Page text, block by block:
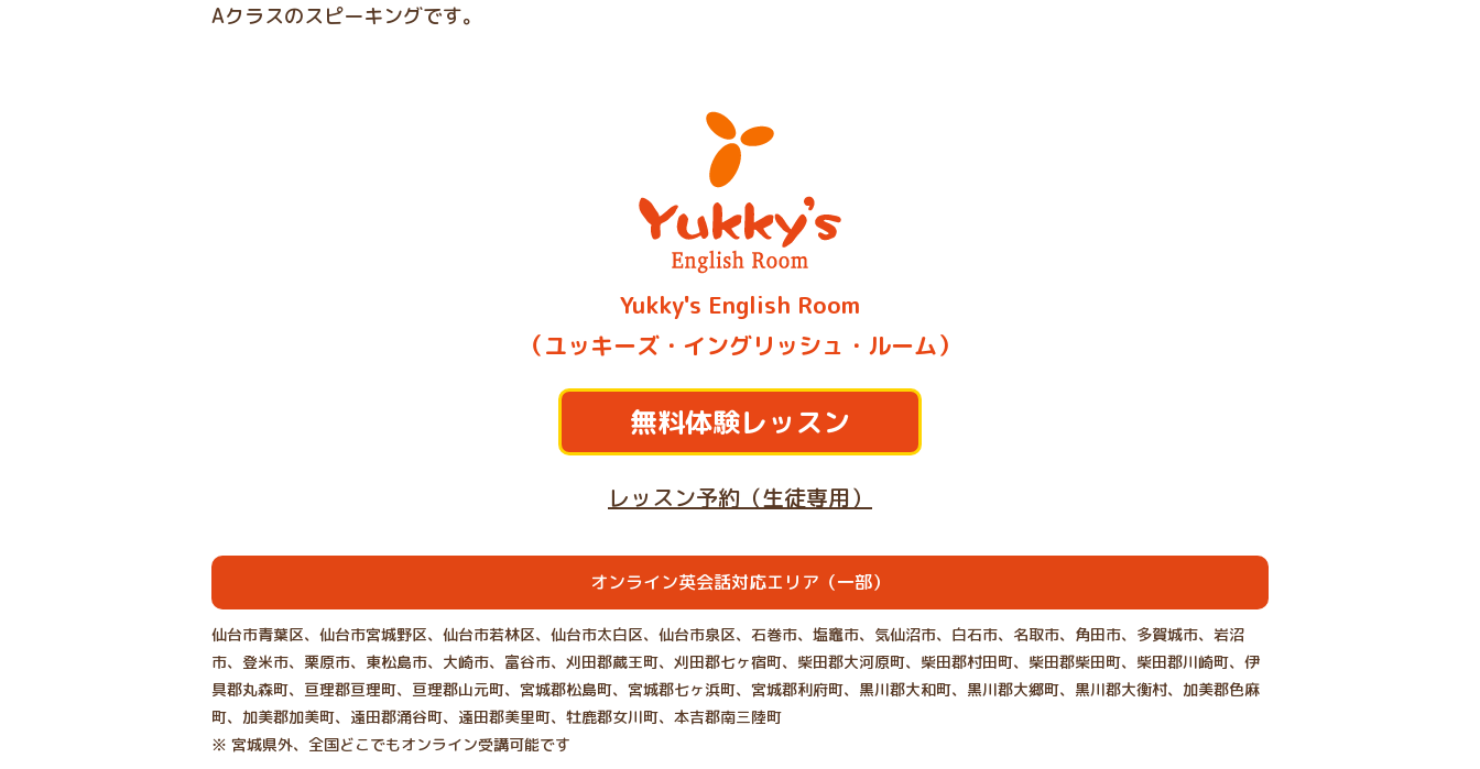
Aクラスのスピーキングです。
Yukky's English Room
（ユッキーズ・イングリッシュ・ルーム）
無料体験レッスン
レッスン予約（生徒専用）
オンライン英会話対応エリア（一部）
仙台市青葉区、仙台市宮城野区、仙台市若林区、仙台市太白区、仙台市泉区、石巻市、塩竈市、気仙沼市、白石市、名取市、角田市、多賀城市、岩沼
市、登米市、栗原市、東松島市、大崎市、富谷市、刈田郡蔵王町、刈田郡七ヶ宿町、柴田郡大河原町、柴田郡村田町、柴田郡柴田町、柴田郡川崎町、伊
具郡丸森町、亘理郡亘理町、亘理郡山元町、宮城郡松島町、宮城郡七ヶ浜町、宮城郡利府町、黒川郡大和町、黒川郡大郷町、黒川郡大衡村、加美郡色麻
町、加美郡加美町、遠田郡涌谷町、遠田郡美里町、牡鹿郡女川町、本吉郡南三陸町
※ 宮城県外、全国どこでもオンライン受講可能です